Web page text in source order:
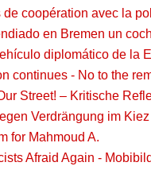
de coopération avec la
en Bremen un
diplomático de la
continues - No to the
Street! – Kritische
Verdrängung im Kiez
for Mahmoud A.
Afraid Again -